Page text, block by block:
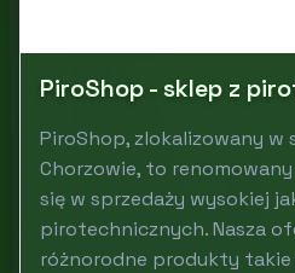
PiroShop - sklep z
PiroShop, zlokalizowany w
Chorzowie, to
się w sprzedaży wysokiej
pirotechnicznych. Nasza
różnorodne produkty takie